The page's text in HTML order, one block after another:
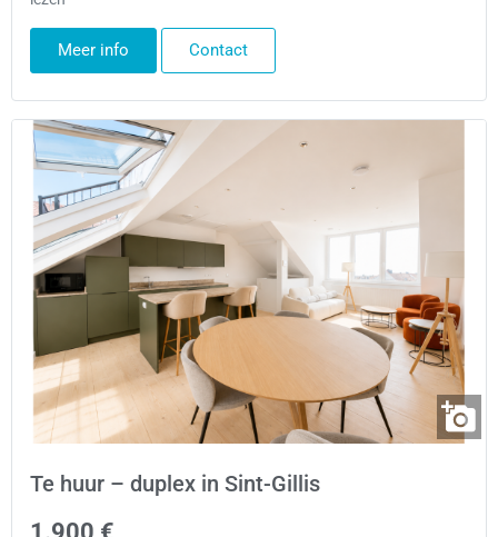
Meer info Contact
Te huur – duplex in Sint-Gillis